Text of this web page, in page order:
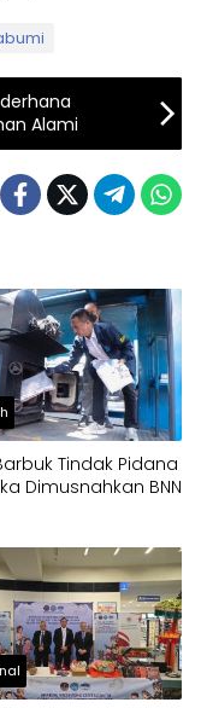
Alami
Tindak Pidana
Dimusnahkan BNN